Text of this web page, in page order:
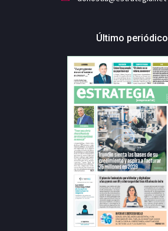
Último periódico